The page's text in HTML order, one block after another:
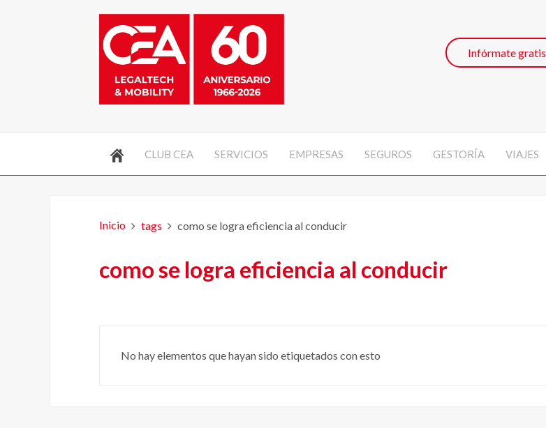
Infórmate gratis
CLUB CEA SERVICIOS EMPRESAS SEGUROS GESTORÍA VIAJES
Inicio tags como se logra eficiencia al conducir
como se logra eficiencia al conducir
No hay elementos que hayan sido etiquetados con esto